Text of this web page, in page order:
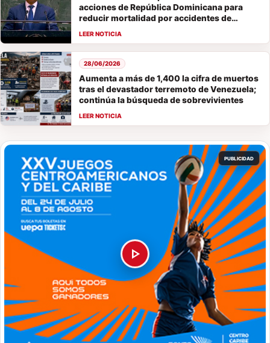
acciones de República Dominicana para
reducir mortalidad por accidentes de
tránsito
Aumenta a más de 1,400 la cifra de muertos
tras el devastador terremoto de Venezuela;
continúa la búsqueda de sobrevivientes
28/06/2026